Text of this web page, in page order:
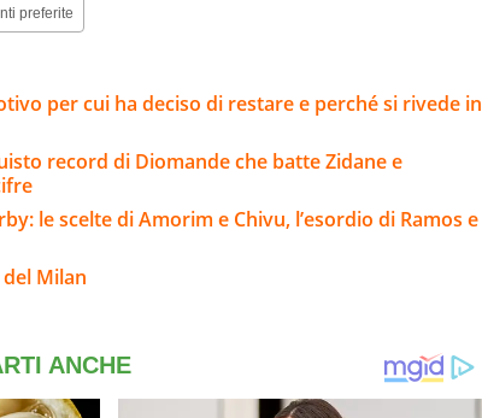
preferite
per cui ha deciso di restare e perché si rivede in
record di Diomande che batte Zidane e
le scelte di Amorim e Chivu, l’esordio di Ramos e
Milan